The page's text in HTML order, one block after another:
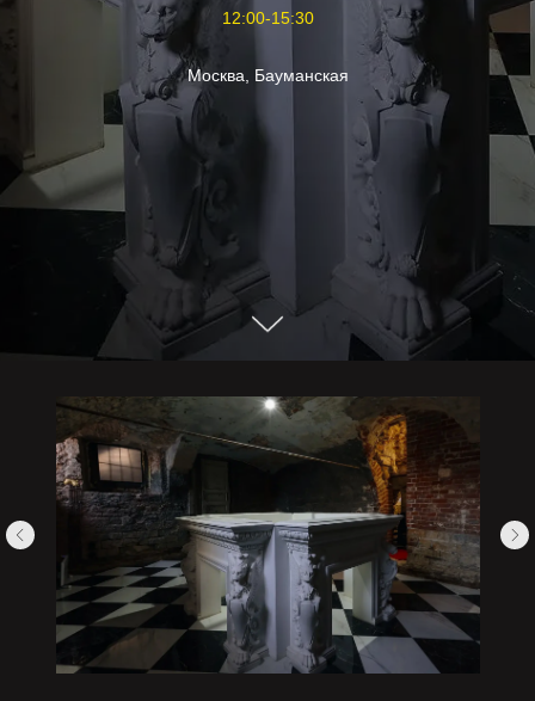
12:00-15:30
Москва, Бауманская